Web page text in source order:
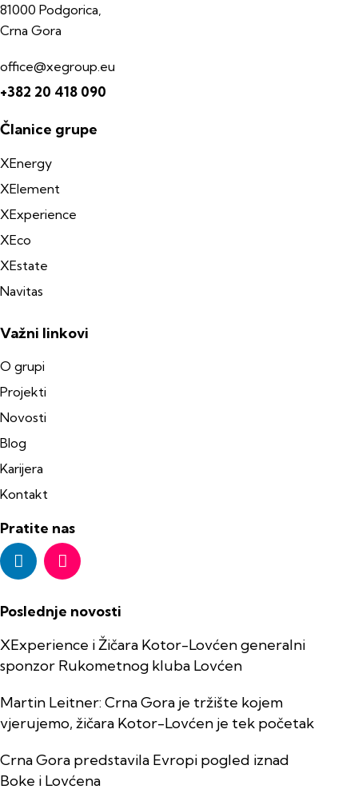
81000 Podgorica,
Crna Gora
office@xegroup.eu
+382 20 418 090
Članice grupe
XEnergy
XElement
XExperience
XEco
XEstate
Navitas
Važni linkovi
O grupi
Projekti
Novosti
Blog
Karijera
Kontakt
Pratite nas
Poslednje novosti
XExperience i Žičara Kotor-Lovćen generalni
sponzor Rukometnog kluba Lovćen
Martin Leitner: Crna Gora je tržište kojem
vjerujemo, žičara Kotor-Lovćen je tek početak
Crna Gora predstavila Evropi pogled iznad
Boke i Lovćena